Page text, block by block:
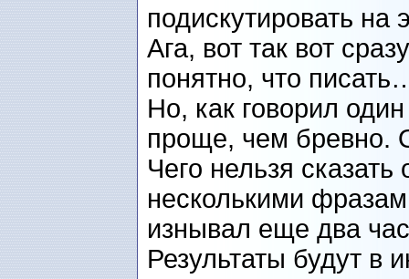
подискутировать на
Ага, вот так вот
понятно, что
Но, как говорил
проще, чем бревно.
Чего нельзя
несколькими
изнывал еще два
Результаты будут в